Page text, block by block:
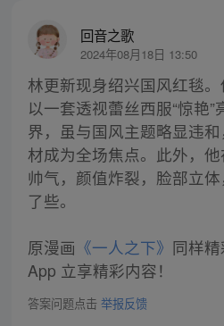
回音之歌
2024年08月18日 13:50
林更新现身绍兴国风红毯
以一套透视蕾丝西服“惊艳
界，虽与国风主题略显违
材成为全场焦点。此外，
帅气，颜值炸裂，脸部立
了些。
原漫画 《一人之下》 同样
App 立享精彩内容！
答案问题点击 举报反馈